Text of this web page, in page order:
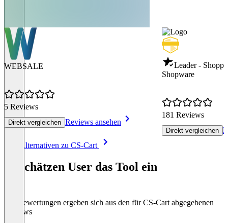
WEBSALE
5 Reviews
Direkt vergleichen Reviews ansehen
Leader -
Shopware
181 Reviews
Direkt vergleichen
Alle Alternativen zu CS-Cart
So schätzen User das Tool ein
Die Bewertungen ergeben sich aus den für CS-Cart abgegebenen
Reviews